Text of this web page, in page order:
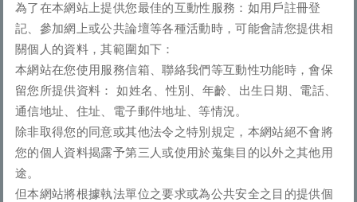
為了在本網站上提供您最佳的互動性服務：如用戶註冊登
記、參加網上或公共論壇等各種活動時，可能會請您提供相
關個人的資料，其範圍如下：
本網站在您使用服務信箱、聯絡我們等互動性功能時，會保
留您所提供資料： 如姓名、性別、年齡、出生日期、電話、
通信地址、住址、電子郵件地址、等情況。
除非取得您的同意或其他法令之特別規定，本網站絕不會將
您的個人資料揭露予第三人或使用於蒐集目的以外之其他用
途。
但本網站將根據執法單位之要求或為公共安全之目的提供個